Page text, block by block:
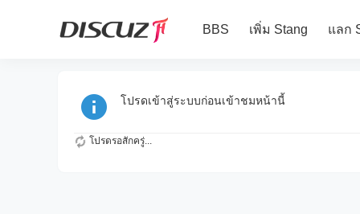
BBS เพิ่ม Stang แลก
โปรดเข้าสู่ระบบก่อนเข้าชมหน้านี้
โปรดรอสักครู่...